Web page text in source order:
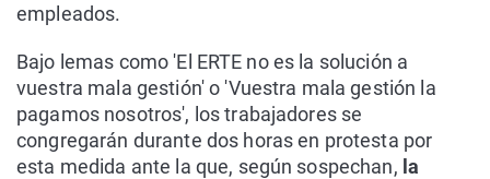
empleados.
Bajo lemas como 'El ERTE no es la solución a
vuestra mala gestión' o 'Vuestra mala gestión la
pagamos nosotros', los trabajadores se
congregarán durante dos horas en protesta por
esta medida ante la que, según sospechan, la